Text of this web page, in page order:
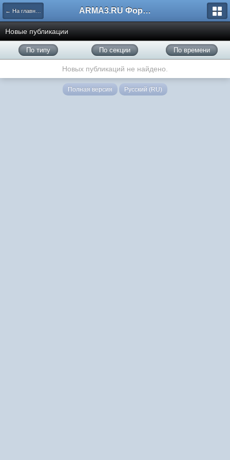
← На главную ARMA3.RU Форум
Новые публикации
По типу По секции По времени
Новых публикаций не найдено.
Полная версия Русский (RU)